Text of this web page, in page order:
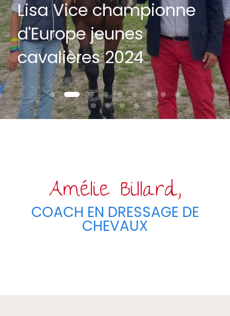
Lisa Vice championne
d'Europe jeunes
cavalières 2024
Amélie Billard,
COACH EN DRESSAGE DE
CHEVAUX